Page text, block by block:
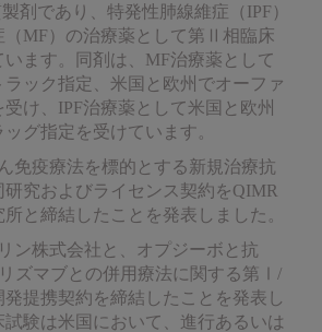
剤であり、特発性肺線維症（IPF）
（MF）の治療薬として第Ⅱ相臨床
ます。同剤は、MF治療薬として
ック指定、米国と欧州でオーファ
け、IPF治療薬として米国と欧州
グ指定を受けています。
免疫療法を標的とする新規治療抗
究およびライセンス契約をQIMR
所と締結したことを発表しました。
ン株式会社と、オプジーボと抗
ズマブとの併用療法に関する第Ⅰ/
提携契約を締結したことを発表し
試験は米国において、進行あるいは